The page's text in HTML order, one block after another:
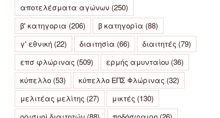
αποτελέσματα αγώνων (250)
β' κατηγορια (206) β κατηγορία (88)
γ' εθνική (22) διαιτησία (66) διαιτητές (79)
επσ φλώρινας (509) ερμής αμυνταίου (36)
κύπελλο (53) κύπελλο ΕΠΣ Φλώρινας (32)
μελιτέας μελίτης (27) μικτές (130)